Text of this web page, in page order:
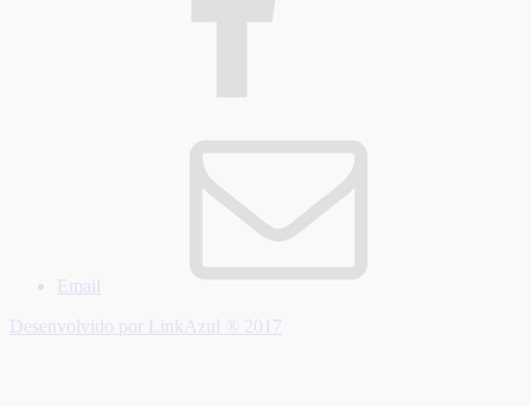
Email
Desenvolvido por LinkAzul ® 2017